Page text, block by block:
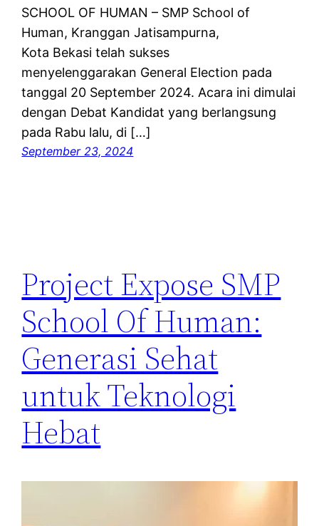
SCHOOL OF HUMAN – SMP School of
Human, Kranggan Jatisampurna,
Kota Bekasi telah sukses
menyelenggarakan General Election pada
tanggal 20 September 2024. Acara ini dimulai
dengan Debat Kandidat yang berlangsung
pada Rabu lalu, di […]
September 23, 2024
Project Expose SMP
School Of Human:
Generasi Sehat
untuk Teknologi
Hebat